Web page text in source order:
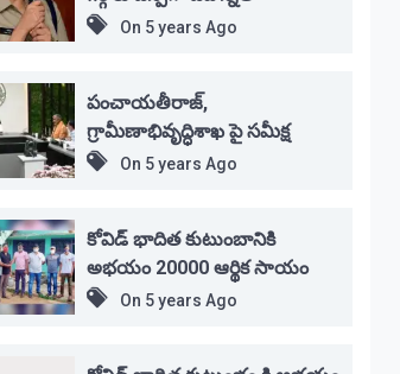
On 5 years Ago
పంచాయతీరాజ్,
గ్రామీణాభివృద్ధిశాఖ పై సమీక్ష
On 5 years Ago
కోవిడ్ భాదిత కుటుంబానికి
అభయం 20000 ఆర్థిక సాయం
On 5 years Ago